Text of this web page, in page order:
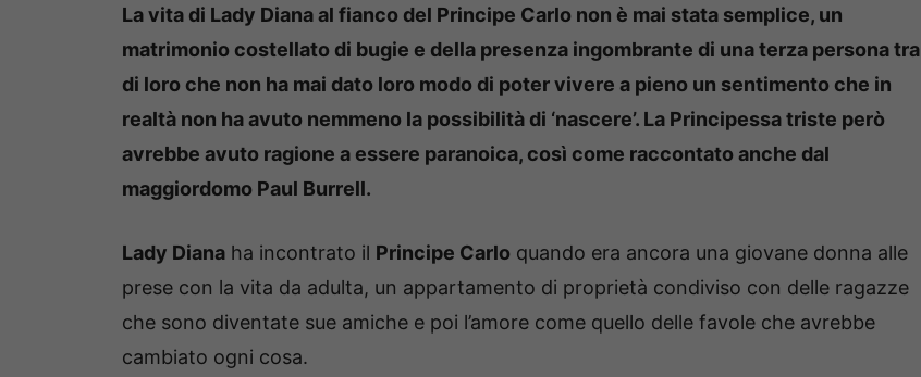
La vita di Lady Diana al fianco del Principe Carlo non è mai stata semplice, un
matrimonio costellato di bugie e della presenza ingombrante di una terza persona tra
di loro che non ha mai dato loro modo di poter vivere a pieno un sentimento che in
realtà non ha avuto nemmeno la possibilità di ‘nascere’. La Principessa triste però
avrebbe avuto ragione a essere paranoica, così come raccontato anche dal
maggiordomo Paul Burrell.
Lady Diana ha incontrato il Principe Carlo quando era ancora una giovane donna alle
prese con la vita da adulta, un appartamento di proprietà condiviso con delle ragazze
che sono diventate sue amiche e poi l’amore come quello delle favole che avrebbe
cambiato ogni cosa.